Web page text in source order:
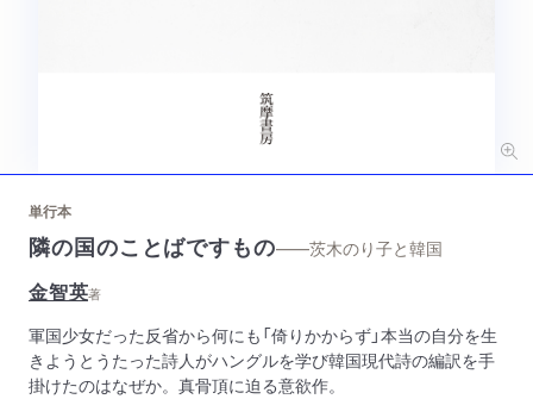
単行本
隣の国のことばですもの——茨木のり子と韓国
金智英著
軍国少女だった反省から何にも「倚りかからず」本当の自分を生
きようとうたった詩人がハングルを学び韓国現代詩の編訳を手
掛けたのはなぜか。真骨頂に迫る意欲作。